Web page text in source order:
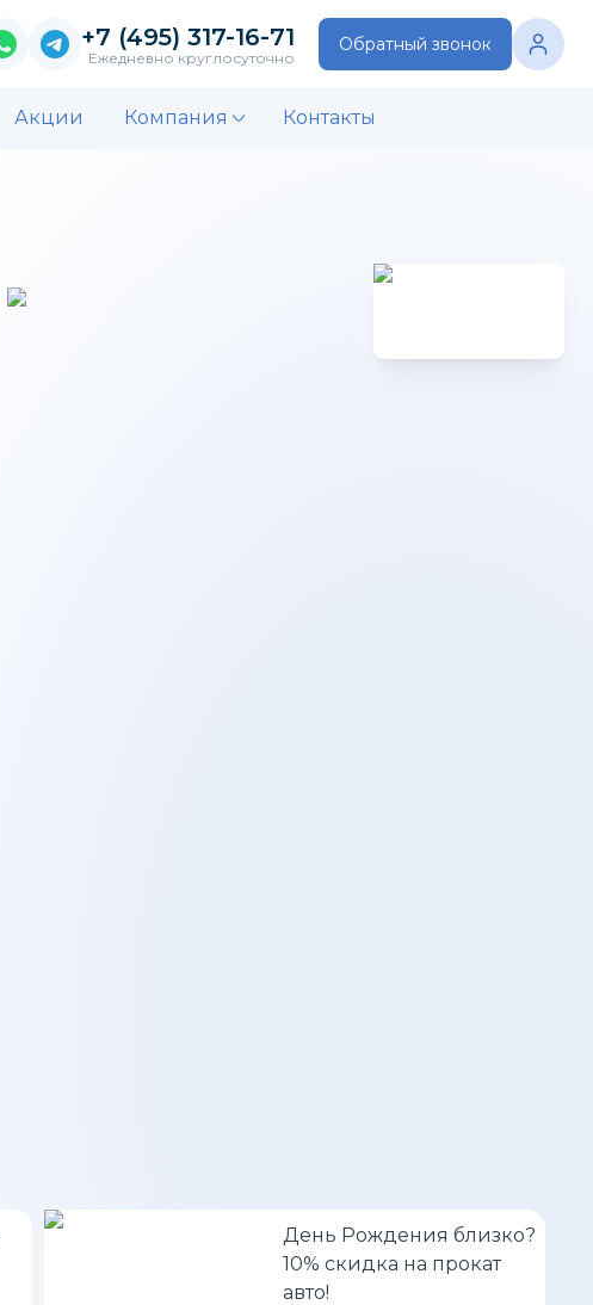
+7 (495) 317-16-71
Ежедневно круглосуточно
Обратный звонок
Акции Компания Контакты
День Рождения близко?
10% скидка на прокат
авто!